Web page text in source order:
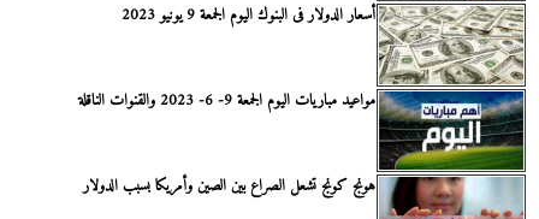
أسعار الدولار فى البنوك اليوم الجمعة 9 يونيو 2023
مواعيد مباريات اليوم الجمعة 9- 6- 2023 والقنوات الناقلة
هونج كونج تشعل الصراع بين الصين وأمريكا بسبب الدولار